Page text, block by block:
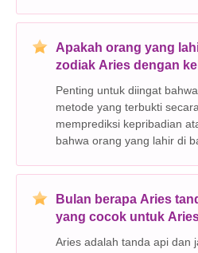
baris bertemu pada suatu titik. Sementara
Apakah orang yang
zodiak Aries dengan
Penting untuk diingat bahwa astrologi bukanlah
metode yang terbukti
memprediksi kepribadian atau
bahwa orang yang lahir di
sistem kepercayaan, bukan fakta
Bulan berapa Aries
yang cocok untuk
Aries adalah tanda api dan jatuh